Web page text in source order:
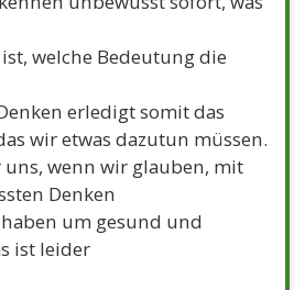
welche Bedeutung die
erledigt somit das
wir etwas dazutun müssen.
wenn wir glauben, mit
Denken
um gesund und
ist leider